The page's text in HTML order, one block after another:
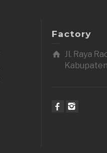
Factory
Jl. Raya